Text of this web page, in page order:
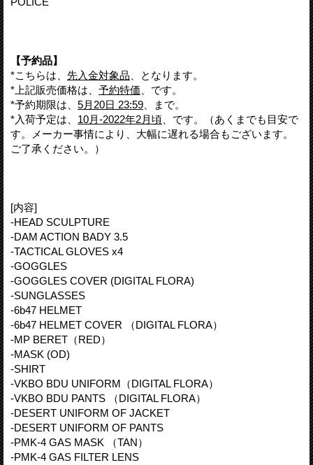
【予約品】
*こちらは、 先入金対象品 、となります。
*上記販売価格は、 予約特価 、です。
*予約期限は、 5月20日 23:59 、まで。
*入荷予定は、 10月-2022年2月頃 、です。（あくまでも目安で
す。メーカー事情により、大幅に遅れる場合もございます。
ご了承ください。）
[内容]
-HEAD SCULPTURE
-DAM ACTION BADY 3.5
-TACTICAL GLOVES x4
-GOGGLES
-GOGGLES COVER (DIGITAL FLORA)
-SUNGLASSES
-6b47 HELMET
-6b47 HELMET COVER （DIGITAL FLORA）
-MP BERET（RED）
-MASK (OD)
-SHIRT
-VKBO BDU UNIFORM（DIGITAL FLORA）
-VKBO BDU PANTS （DIGITAL FLORA）
-DESERT UNIFORM OF JACKET
-DESERT UNIFORM OF PANTS
-PMK-4 GAS MASK （TAN）
-PMK-4 GAS FILTER LENS